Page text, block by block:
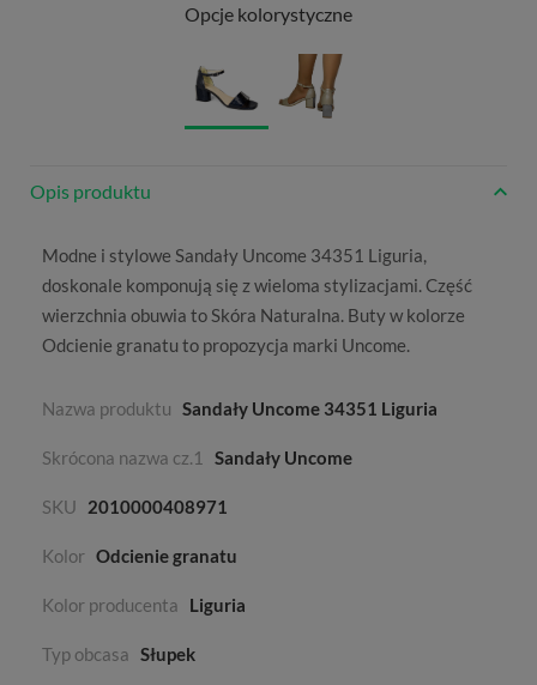
Opcje kolorystyczne
Opis produktu
Modne i stylowe Sandały Uncome 34351 Liguria,
doskonale komponują się z wieloma stylizacjami. Część
wierzchnia obuwia toSkóra Naturalna. Buty w kolorze
Odcienie granatu to propozycja marki Uncome.
Nazwa produktu Sandały Uncome 34351 Liguria
Skrócona nazwa cz.1 Sandały Uncome
SKU 2010000408971
Kolor Odcienie granatu
Kolor producenta Liguria
Typ obcasa Słupek